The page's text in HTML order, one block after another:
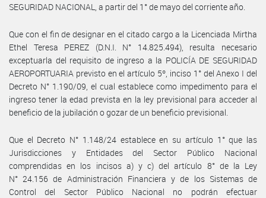
SEGURIDAD NACIONAL, a partir del 1° de mayo del corriente año.
Que con el fin de designar en el citado cargo a la Licenciada Mirtha
Ethel Teresa PEREZ (D.N.I. N° 14.825.494), resulta necesario
exceptuarla del requisito de ingreso a la POLICÍA DE SEGURIDAD
AEROPORTUARIA previsto en el artículo 5º, inciso 1° del Anexo I del
Decreto N° 1.190/09, el cual establece como impedimento para el
ingreso tener la edad prevista en la ley previsional para acceder al
beneficio de la jubilación o gozar de un beneficio previsional.
Que el Decreto N° 1.148/24 establece en su artículo 1° que las
Jurisdicciones y Entidades del Sector Público Nacional
comprendidas en los incisos a) y c) del artículo 8° de la Ley
N° 24.156 de Administración Financiera y de los Sistemas de
Control del Sector Público Nacional no podrán efectuar